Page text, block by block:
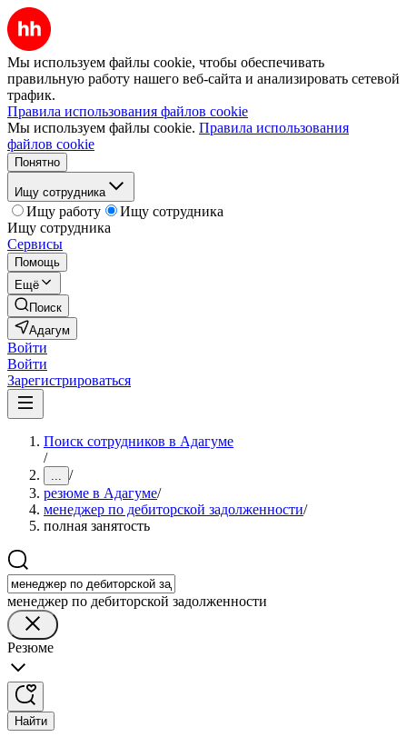
Мы используем файлы cookie, чтобы обеспечивать
правильную работу нашего веб-сайта и анализировать сетевой
трафик.
Правила использования файлов cookie
Мы используем файлы cookie. Правила использования
файлов cookie
Понятно
Ищу сотрудника
Ищу работу
Ищу сотрудника
Ищу сотрудника
Сервисы
Помощь
Ещё
Поиск
Адагум
Войти
Войти
Зарегистрироваться
Поиск сотрудников в Адагуме
/
... /
резюме в Адагуме/
менеджер по дебиторской задолженности/
полная занятость
менеджер по дебиторской задолженности
Резюме
Найти